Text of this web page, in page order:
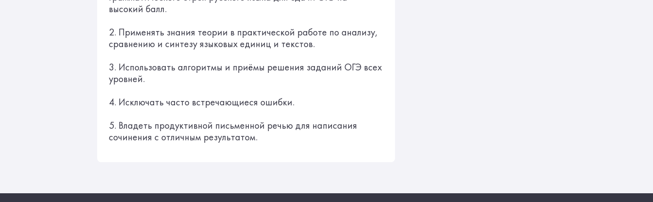
высокий балл.
2. Применять знания теории в практической работе по анализу,
сравнению и синтезу языковых единиц и текстов.
3. Использовать алгоритмы и приёмы решения заданий ОГЭ всех
уровней.
4. Исключать часто встречающиеся ошибки.
5. Владеть продуктивной письменной речью для написания
сочинения с отличным результатом.